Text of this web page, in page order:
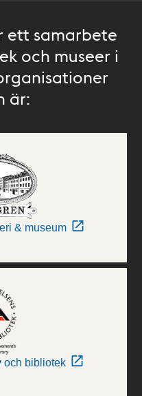
ett samarbete
och museer i
är:
& museum
och bibliotek